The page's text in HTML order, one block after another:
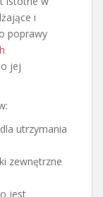
i
poprawy
jej
utrzymania
zewnętrzne
jest